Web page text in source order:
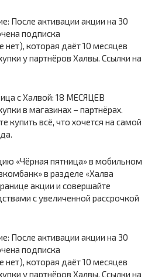
После активации акции на 30
подписка
нет), которая даёт 10 месяцев
у партнёров Халвы. Ссылки на
с Халвой: 18 МЕСЯЦЕВ
в магазинах – партнёрах.
купить всё, что хочется на самой
«Чёрная пятница» в мобильном
в разделе «Халва
акции и совершайте
с увеличенной рассрочкой
После активации акции на 30
подписка
нет), которая даёт 10 месяцев
у партнёров Халвы. Ссылки на